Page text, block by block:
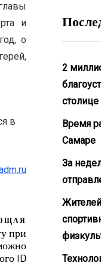
и
о
в
при
ID
2
столице
Время
Самаре
За